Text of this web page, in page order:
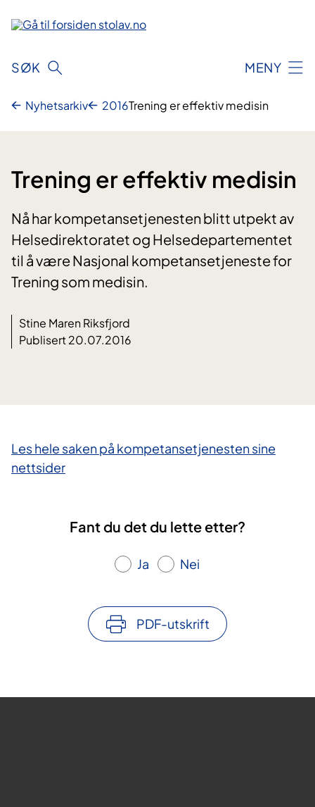
innhold
SØK MENY
Nyhetsarkiv 2016Trening er effektiv medisin
Trening er effektiv medisin
Nå har kompetansetjenesten blitt utpekt av
Helsedirektoratet og Helsedepartementet
til å være Nasjonal kompetansetjeneste for
Trening som medisin.
Stine Maren Riksfjord
Publisert 20.07.2016
​Les hele sa​ken på kompetansetjenesten sine
nettsider
Fant du det du lette etter?
Ja Nei
PDF-utskrift